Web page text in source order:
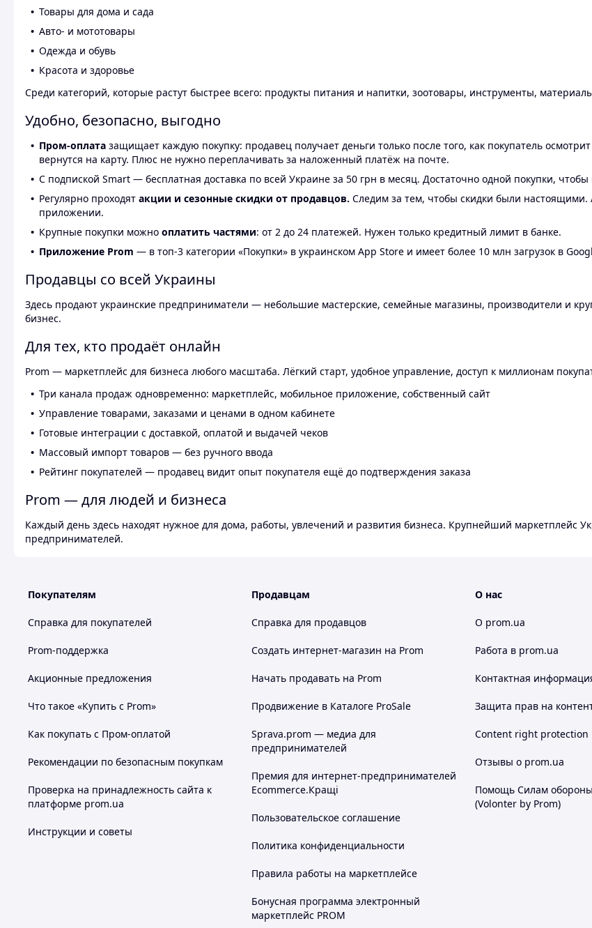
Товары для дома и сада
Авто- и мототовары
Одежда и обувь
Красота и здоровье
Среди категорий, которые растут быстрее всего: продукты питания и напитки, зоотовары, инструменты,
Удобно, безопасно, выгодно
Пром-оплата защищает каждую покупку: продавец получает деньги только после того, как покупатель
вернутся на карту. Плюс не нужно переплачивать за наложенный платёж на почте.
С подпиской Smart — бесплатная доставка по всей Украине за 50 грн в месяц. Достаточно одной покупки, чтобы
Регулярно проходят акции и сезонные скидки от продавцов. Следим за тем, чтобы скидки были
приложении.
Крупные покупки можно оплатить частями: от 2 до 24 платежей. Нужен только кредитный лимит в банке.
Приложение Prom — в топ-3 категории «Покупки» в украинском App Store и имеет более 10 млн загрузок в
Продавцы со всей Украины
Здесь продают украинские предприниматели — небольшие мастерские, семейные магазины, производители и
бизнес.
Для тех, кто продаёт онлайн
Prom — маркетплейс для бизнеса любого масштаба. Лёгкий старт, удобное управление, доступ к миллионам
Три канала продаж одновременно: маркетплейс, мобильное приложение, собственный сайт
Управление товарами, заказами и ценами в одном кабинете
Готовые интеграции с доставкой, оплатой и выдачей чеков
Массовый импорт товаров — без ручного ввода
Рейтинг покупателей — продавец видит опыт покупателя ещё до подтверждения заказа
Prom — для людей и бизнеса
Каждый день здесь находят нужное для дома, работы, увлечений и развития бизнеса. Крупнейший маркетплейс
предпринимателей.
Покупателям
Справка для покупателей
Prom-поддержка
Акционные предложения
Что такое «Купить с Prom»
Как покупать с Пром-оплатой
Рекомендации по безопасным покупкам
Проверка на принадлежность сайта к
платформе prom.ua
Инструкции и советы
Продавцам
Справка для продавцов
Создать интернет-магазин на Prom
Начать продавать на Prom
Продвижение в Каталоге ProSale
Sprava.prom — медиа для
предпринимателей
Премия для интернет-предпринимателей
Ecommerce.Кращі
Пользовательское соглашение
Политика конфиденциальности
Правила работы на маркетплейсе
Бонусная программа электронный
маркетплейс PROM
О нас
О prom.ua
Работа в prom.ua
Контактная
Защита прав на
Content right protection
Отзывы о prom.ua
Помощь Силам обороны
(Volonter by Prom)